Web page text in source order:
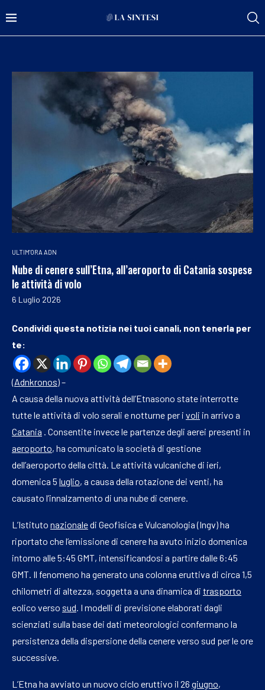
ULTIM'ORA ADN
Nube di cenere sull’Etna, all’aeroporto di Catania sospese
le attività di volo
6 Luglio 2026
Condividi questa notizia nei tuoi canali, non tenerla per
te:
(Adnkronos) –
A causa della nuova attività dell’Etnasono state interrotte
tutte le attività di volo serali e notturne per i voli in arrivo a
Catania . Consentite invece le partenze degli aerei presenti in
aeroporto, ha comunicato la società di gestione
dell’aeroporto della città. Le attività vulcaniche di ieri,
domenica 5 luglio, a causa della rotazione dei venti, ha
causato l’innalzamento di una nube di cenere.
L’Istituto nazionaledi Geofisica e Vulcanologia (Ingv) ha
riportato che l’emissione di cenere ha avuto inizio domenica
intorno alle 5:45 GMT, intensificandosi a partire dalle 6:45
GMT. Il fenomeno ha generato una colonna eruttiva di circa 1,5
chilometri di altezza, soggetta a una dinamica di trasporto
eolico verso sud. I modelli di previsione elaborati dagli
scienziati sulla base dei dati meteorologici confermano la
persistenza della dispersione della cenere verso sud per le ore
successive.
L’Etna ha avviato un nuovo ciclo eruttivo il 26 giugno,